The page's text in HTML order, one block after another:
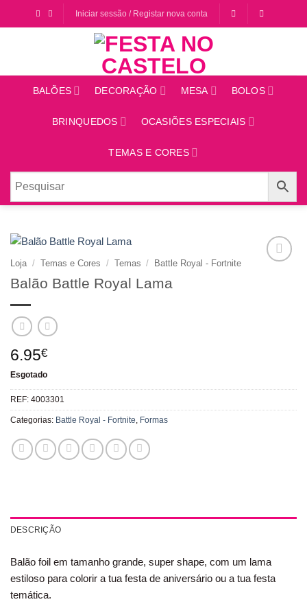
Iniciar sessão / Registar nova conta
BALÕES DECORAÇÃO MESA BOLOS
BRINQUEDOS OCASIÕES ESPECIAIS
TEMAS E CORES
Loja / Temas e Cores / Temas / Battle Royal - Fortnite
Balão Battle Royal Lama
6.95€
Esgotado
REF: 4003301
Categorias: Battle Royal - Fortnite Formas
DESCRIÇÃO
Balão foil em tamanho grande, super shape, com um lama
estiloso para colorir a tua festa de aniversário ou a tua festa
temática.